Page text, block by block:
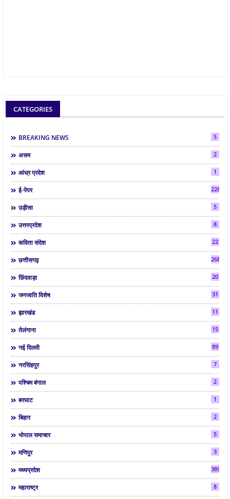
CATEGORIES
BREAKING NEWS 5
असम 2
आंध्र प्रदेश 1
ई-पेपर 2286
उड़ीसा 5
उत्तरप्रदेश 8
कविता संदेश 22
छत्तीसगढ़ 268
छिंदवाड़ा 20
जनजाति विशेष 31
झारखंड 11
तेलंगाना 15
नई दिल्ली 89
नरसिंहपुर 7
पश्चिम बंगाल 2
बरघाट 1
बिहार 2
भोपाल समाचार 5
मणिपुर 3
मध्यप्रदेश 3892
महाराष्ट्र 8